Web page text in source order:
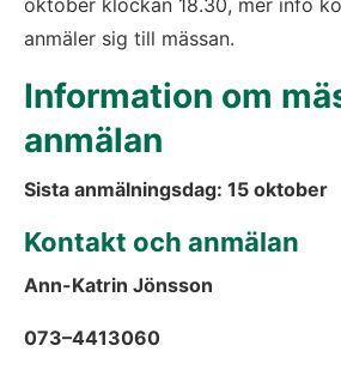
anmäler sig till mässan.
Information om
anmälan
Sista anmälningsdag: 15 oktober
Kontakt och anmälan
Ann-Katrin Jönsson
073–4413060